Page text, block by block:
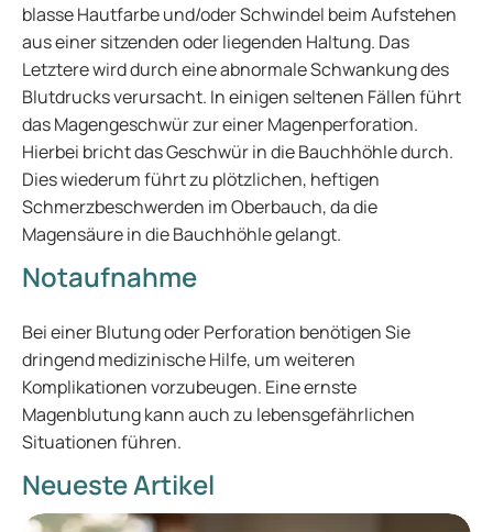
blasse Hautfarbe und/oder Schwindel beim Aufstehen
aus einer sitzenden oder liegenden Haltung. Das
Letztere wird durch eine abnormale Schwankung des
Blutdrucks verursacht. In einigen seltenen Fällen führt
das Magengeschwür zur einer Magenperforation.
Hierbei bricht das Geschwür in die Bauchhöhle durch.
Dies wiederum führt zu plötzlichen, heftigen
Schmerzbeschwerden im Oberbauch, da die
Magensäure in die Bauchhöhle gelangt.
Notaufnahme
Bei einer Blutung oder Perforation benötigen Sie
dringend medizinische Hilfe, um weiteren
Komplikationen vorzubeugen. Eine ernste
Magenblutung kann auch zu lebensgefährlichen
Situationen führen.
Neueste Artikel